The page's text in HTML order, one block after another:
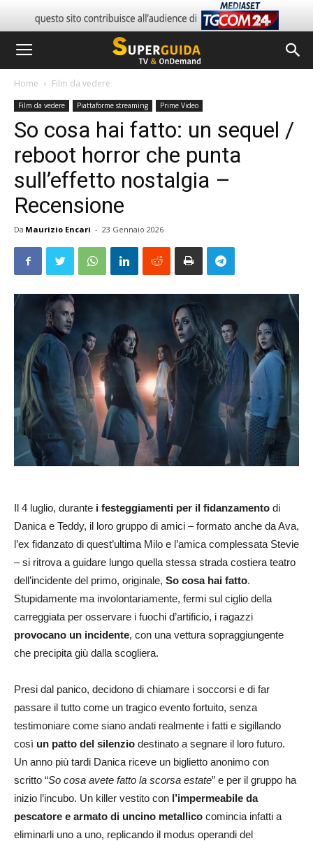
Home Film da vedere
Film da vedere Piattaforme streaming Prime Video
So cosa hai fatto: un sequel /
reboot horror che punta
sull’effetto nostalgia –
Recensione
Da Maurizio Encari - 23 Gennaio 2026
Il 4 luglio, durante i festeggiamenti per il fidanzamento di
Danica e Teddy, il loro gruppo di amici – formato anche da Ava,
l’ex fidanzato di quest’ultima Milo e l’amica complessata Stevie
– si ritrova a guidare lungo quella stessa strada costiera teatro
dell’incidente del primo, originale, So cosa hai fatto.
Stupidamente ma involontariamente, fermi sul ciglio della
carreggiata per osservare i fuochi d’artificio, i ragazzi
provocano un incidente, con una vettura sopraggiungente
che precipita giù dalla scogliera.
Presi dal panico, decidono di chiamare i soccorsi e di far
passare il tutto come un tragico evento fortuito, senza
testimoniare come siano andati realmente i fatti e sigillando
così un patto del silenzio destinato a segnare il loro futuro.
Un anno più tardi Danica riceve un biglietto anonimo con
scritto “So cosa avete fatto la scorsa estate” e per il gruppo ha
inizio l’incubo. Un killer vestito con l’impermeabile da
pescatore e armato di uncino metallico comincia infatti a
eliminarli uno a uno, replicando il modus operandi del